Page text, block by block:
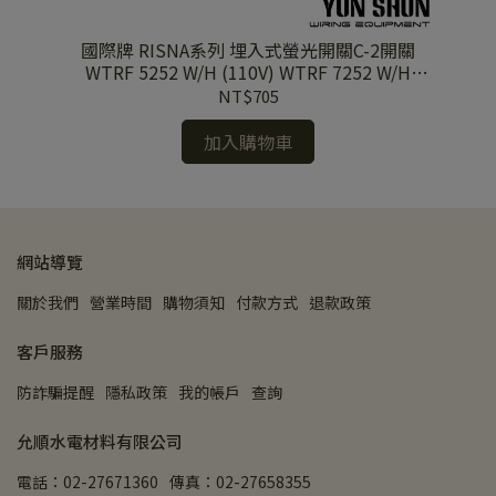
國際牌 RISNA系列 埋入式螢光開關C-2開關
WTRF 5252 W/H (110V) WTRF 7252 W/H
(220V) 單品
NT$705
加入購物車
網站導覽
關於我們 營業時間 購物須知 付款方式 退款政策
客戶服務
防詐騙提醒 隱私政策 我的帳戶 查詢
允順水電材料有限公司
電話：02-27671360 傳真：02-27658355